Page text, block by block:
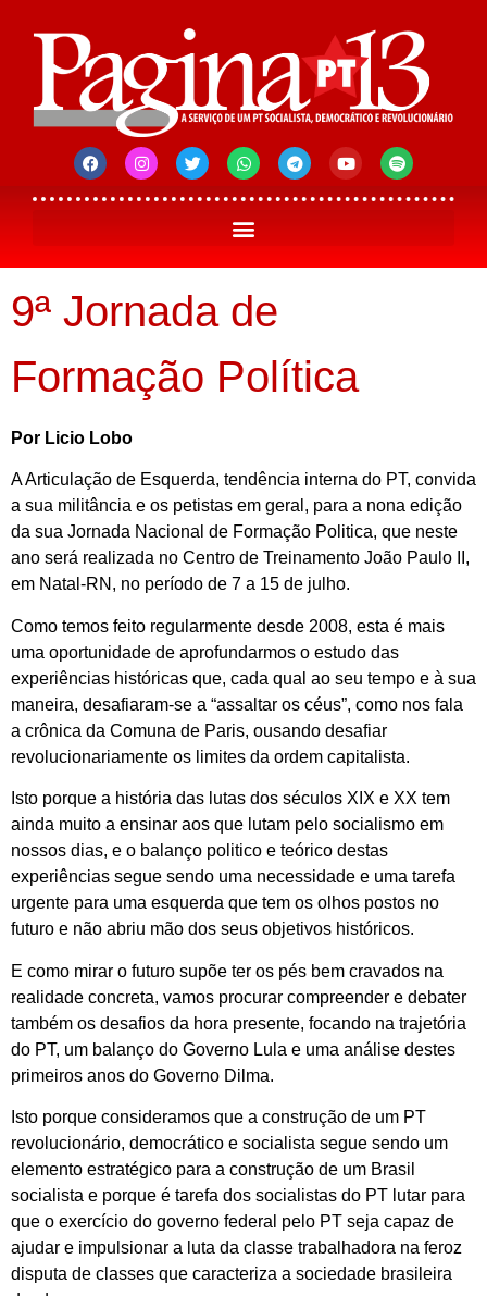
9ª Jornada de
Formação Política
Por Licio Lobo
A Articulação de Esquerda, tendência interna do PT, convida
a sua militância e os petistas em geral, para a nona edição
da sua Jornada Nacional de Formação Politica, que neste
ano será realizada no Centro de Treinamento João Paulo II,
em Natal-RN, no período de 7 a 15 de julho.
Como temos feito regularmente desde 2008, esta é mais
uma oportunidade de aprofundarmos o estudo das
experiências históricas que, cada qual ao seu tempo e à sua
maneira, desafiaram-se a “assaltar os céus”, como nos fala
a crônica da Comuna de Paris, ousando desafiar
revolucionariamente os limites da ordem capitalista.
Isto porque a história das lutas dos séculos XIX e XX tem
ainda muito a ensinar aos que lutam pelo socialismo em
nossos dias, e o balanço politico e teórico destas
experiências segue sendo uma necessidade e uma tarefa
urgente para uma esquerda que tem os olhos postos no
futuro e não abriu mão dos seus objetivos históricos.
E como mirar o futuro supõe ter os pés bem cravados na
realidade concreta, vamos procurar compreender e debater
também os desafios da hora presente, focando na trajetória
do PT, um balanço do Governo Lula e uma análise destes
primeiros anos do Governo Dilma.
Isto porque consideramos que a construção de um PT
revolucionário, democrático e socialista segue sendo um
elemento estratégico para a construção de um Brasil
socialista e porque é tarefa dos socialistas do PT lutar para
que o exercício do governo federal pelo PT seja capaz de
ajudar e impulsionar a luta da classe trabalhadora na feroz
disputa de classes que caracteriza a sociedade brasileira